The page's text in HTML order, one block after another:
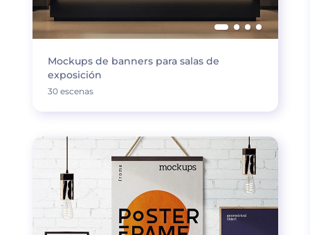
Mockups de banners para salas de
exposición
30 escenas